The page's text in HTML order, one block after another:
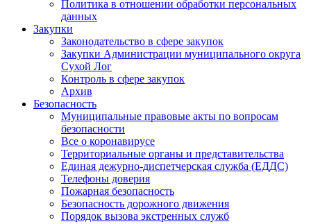
Политика в отношении обработки персональных
данных
Закупки
Законодательство в сфере закупок
Закупки Администрации муниципального округа
Сухой Лог
Контроль в сфере закупок
Архив
Безопасность
Муниципальные правовые акты по вопросам
безопасности
Все о коронавирусе
Территориальные органы и представительства
Единая дежурно-диспетчерская служба (ЕДДС)
Телефоны доверия
Пожарная безопасность
Безопасность дорожного движения
Порядок вызова экстренных служб